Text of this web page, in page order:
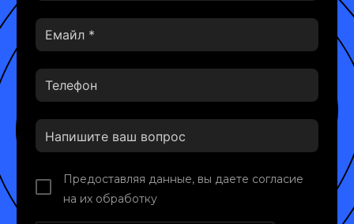
Предоставляя данные, вы даете согласие
на их обработку